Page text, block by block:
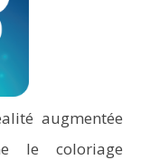
augmentée
le coloriage